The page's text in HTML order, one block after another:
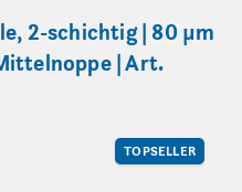
2-schichtig | 80 µm
| Art.
TOPSELLER